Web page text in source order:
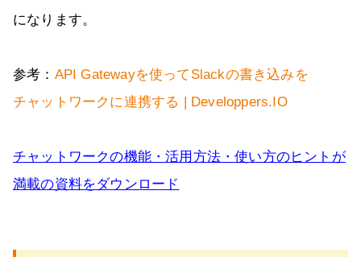
になります。
参考： API Gatewayを使ってSlackの書き込みを
チャットワークに連携する | Developpers.IO
チャットワークの機能・活用方法・使い方のヒントが
満載の資料をダウンロード